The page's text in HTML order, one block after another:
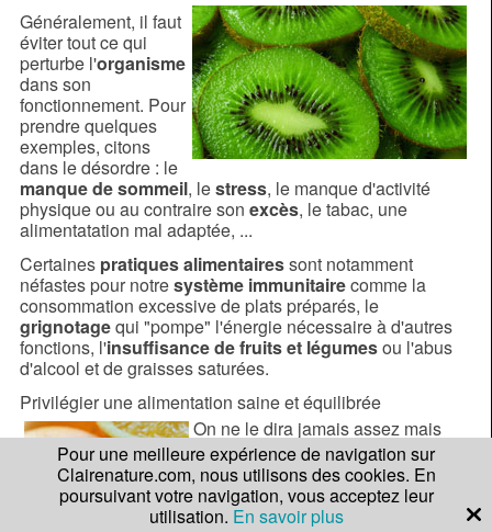
Généralement, il faut
éviter tout ce qui
perturbe l'organisme
dans son
fonctionnement. Pour
prendre quelques
exemples, citons
dans le désordre : le
manque de sommeil, lestress, le manque d'activité
physique ou au contraire son excès, le tabac, une
alimentatation mal adaptée, ...
Certaines pratiques alimentairessont notamment
néfastes pour notresystème immunitairecomme la
consommation excessive de plats préparés, le
grignotagequi "pompe" l'énergie nécessaire à d'autres
fonctions, l'insuffisance de fruits et légumesou l'abus
d'alcool et de graisses saturées.
Privilégier une alimentation saine et équilibrée
On ne le dira jamais assez mais
unealimentation équilibréeau
quotidien est le meilleur moyen
pour rester en formetoute l'année.
Certaines pratiques alimentaires
Pour une meilleure expérience de navigation sur
Clairenature.com, nous utilisons des cookies. En
poursuivant votre navigation, vous acceptez leur
utilisation. En savoir plus